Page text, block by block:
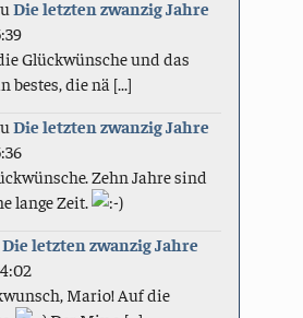
Die letzten zwanzig Jahre
Glückwünsche und das
bestes, die nä [...]
Die letzten zwanzig Jahre
Zehn Jahre sind
lange Zeit.
Die letzten zwanzig Jahre
Mario! Auf die